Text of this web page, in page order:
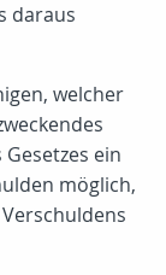
daraus
welcher
ein
möglich,